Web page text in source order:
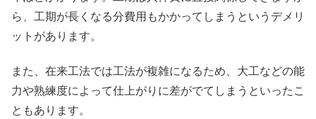
ら、工期が長くなる分費用もかかってしまうというデメリ
ットがあります。
また、在来工法では工法が複雑になるため、大工などの能
力や熟練度によって仕上がりに差がでてしまうといったこ
ともあります。